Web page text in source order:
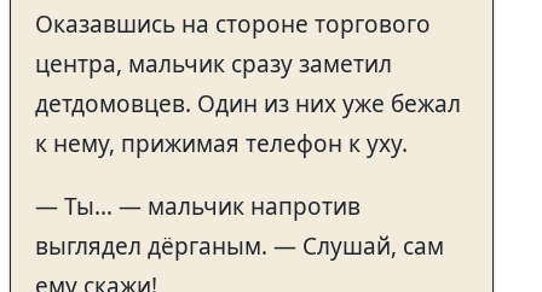
Оказавшись на стороне торгового
центра, мальчик сразу заметил
детдомовцев. Один из них уже бежал
к нему, прижимая телефон к уху.
— Ты… — мальчик напротив
выглядел дёрганым. — Слушай, сам